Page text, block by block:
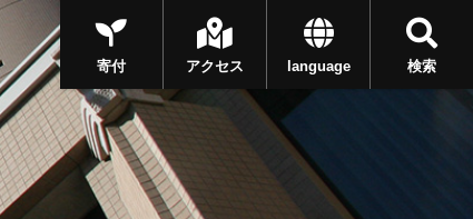
検索
language
アクセス
寄付